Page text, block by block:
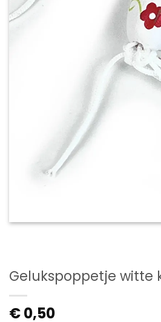
Gelukspoppetje witte
€0,50